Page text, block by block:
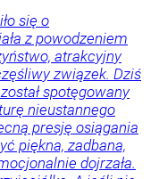
się o
z powodzeniem
atrakcyjny
związek. Dziś
spotęgowany
nieustannego
presję osiągania
piękna, zadbana,
dojrzała.